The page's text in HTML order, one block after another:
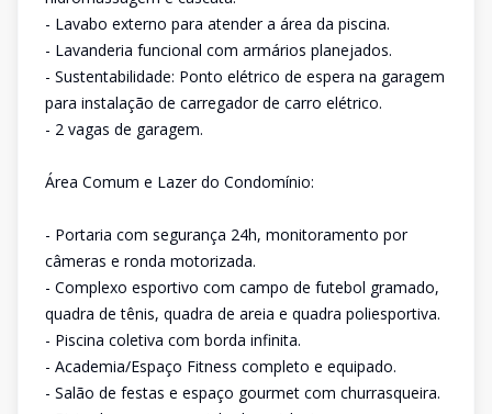
- Lavabo externo para atender a área da piscina.
- Lavanderia funcional com armários planejados.
- Sustentabilidade: Ponto elétrico de espera na garagem
para instalação de carregador de carro elétrico.
- 2 vagas de garagem.
Área Comum e Lazer do Condomínio:
- Portaria com segurança 24h, monitoramento por
câmeras e ronda motorizada.
- Complexo esportivo com campo de futebol gramado,
quadra de tênis, quadra de areia e quadra poliesportiva.
- Piscina coletiva com borda infinita.
- Academia/Espaço Fitness completo e equipado.
- Salão de festas e espaço gourmet com churrasqueira.